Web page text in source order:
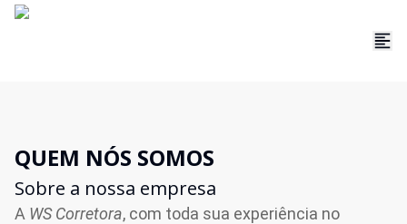
QUEM NÓS SOMOS
Sobre a nossa empresa
A WS Corretora, com toda sua experiência no